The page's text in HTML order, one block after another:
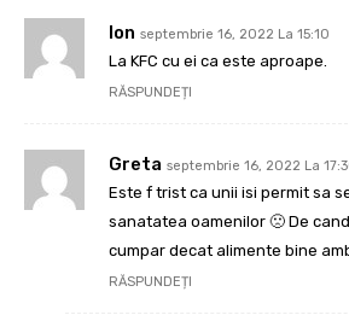
Ion septembrie 16, 2022 La 15:10
La KFC cu ei ca este aproape.
RĂSPUNDEȚI
Greta septembrie 16, 2022 La
Este f trist ca unii isi permit sa
sanatatea oamenilor 🙁 De
cumpar decat alimente bine
RĂSPUNDEȚI